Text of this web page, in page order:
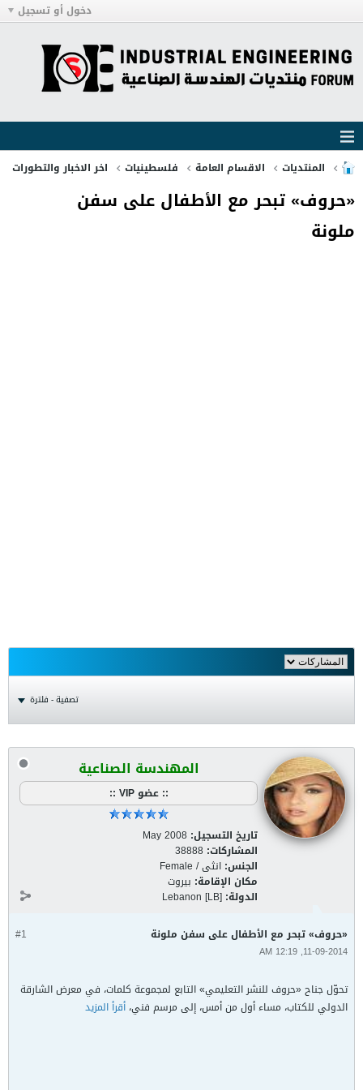
دخول أو تسجيل
المنتديات الاقسام العامة فلسطينيات اخر الاخبار والتطورات
«حروف» تبحر مع الأطفال على سفن
ملونة
تصفية - فلترة
المهندسة الصناعية
:: عضو VIP ::
تاريخ التسجيل: May 2008
المشاركات: 38888
الجنس: انثى / Female
مكان الإقامة: بيروت
الدولة: Lebanon [LB]
#1 «حروف» تبحر مع الأطفال على سفن ملونة
11-09-2014, 12:19 AM
تحوّل جناح «حروف للنشر التعليمي» التابع لمجموعة كلمات، في معرض الشارقة
الدولي للكتاب، مساء أول من أمس، إلى مرسم فني، أقرأ المزيد